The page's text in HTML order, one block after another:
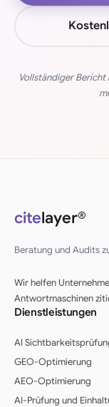
Vollständiger Bericht
citelayer®
Beratung und Audits
Wir helfen
Antwortmaschinen
Dienstleistungen
AI
GEO-Optimierung
AEO-Optimierung
AI-Prüfung und